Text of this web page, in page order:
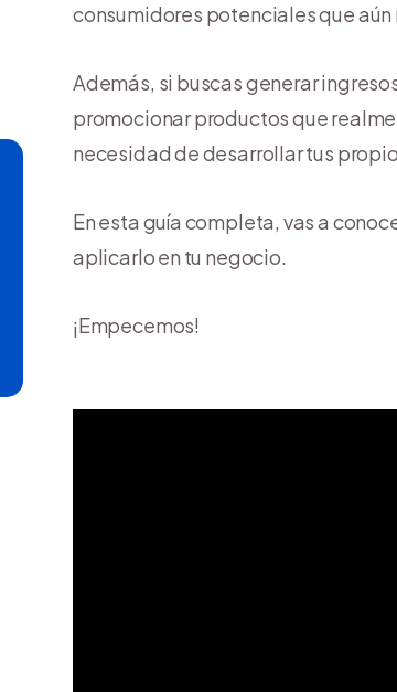
consumidores potenciales que
Además, si buscas generar
promocionar productos que
necesidad de desarrollar tus
En esta guía completa, vas a
aplicarlo en tu negocio.
¡Empecemos!